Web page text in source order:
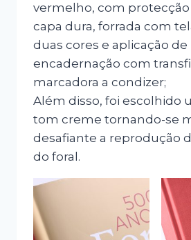
vermelho, com protecção
capa dura, forrada com
duas cores e aplicação de
encadernação com
marcadora a condizer;
Além disso, foi escolhido
tom creme tornando-se
desafiante a reprodução
do foral.